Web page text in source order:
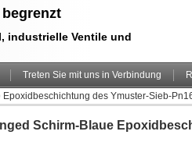
industrielle Ventile und
Treten Sie mit uns in Verbindung
des Ymuster-Sieb-
Schirm-Blaue